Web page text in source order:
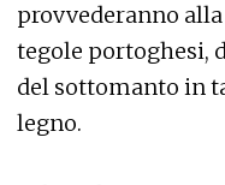
provvederanno
tegole portoghesi,
del sottomanto in
legno.